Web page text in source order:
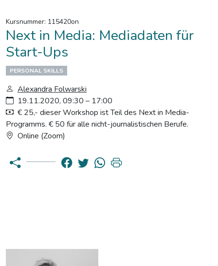
Kursnummer: 115420on
Next in Media: Mediadaten für
Start-Ups
PERSONAL SKILLS
Alexandra Folwarski
19.11.2020, 09:30 – 17:00
€ 25,- dieser Workshop ist Teil des Next in Media-
Programms. € 50 für alle nicht-journalistischen Berufe.
Online (Zoom)